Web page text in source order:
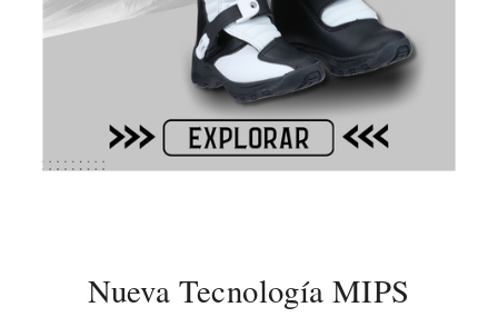
Nueva Tecnología MIPS